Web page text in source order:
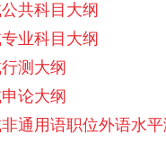
共科目大纲
业科目大纲
测大纲
论大纲
通用语职位外语水平